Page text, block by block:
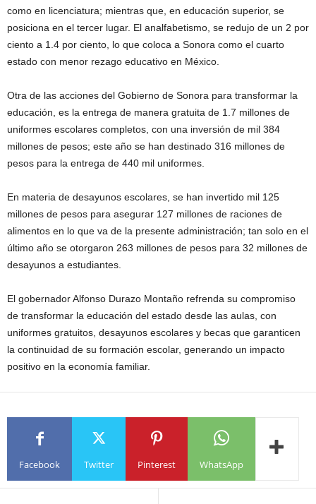
como en licenciatura; mientras que, en educación superior, se
posiciona en el tercer lugar. El analfabetismo, se redujo de un 2 por
ciento a 1.4 por ciento, lo que coloca a Sonora como el cuarto
estado con menor rezago educativo en México.
Otra de las acciones del Gobierno de Sonora para transformar la
educación, es la entrega de manera gratuita de 1.7 millones de
uniformes escolares completos, con una inversión de mil 384
millones de pesos; este año se han destinado 316 millones de
pesos para la entrega de 440 mil uniformes.
En materia de desayunos escolares, se han invertido mil 125
millones de pesos para asegurar 127 millones de raciones de
alimentos en lo que va de la presente administración; tan solo en el
último año se otorgaron 263 millones de pesos para 32 millones de
desayunos a estudiantes.
El gobernador Alfonso Durazo Montaño refrenda su compromiso
de transformar la educación del estado desde las aulas, con
uniformes gratuitos, desayunos escolares y becas que garanticen
la continuidad de su formación escolar, generando un impacto
positivo en la economía familiar.
Facebook Twitter Pinterest WhatsApp